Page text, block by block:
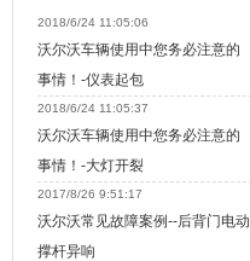
2018/6/24 11:05:06
沃尔沃车辆使用中您务必注意的
事情！-仪表起包
2018/6/24 11:05:37
沃尔沃车辆使用中您务必注意的
事情！-大灯开裂
2017/8/26 9:51:17
沃尔沃常见故障案例--后背门电动
撑杆异响